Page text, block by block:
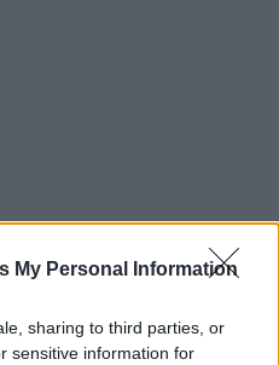
My Personal Information
sharing to third parties, or
sensitive information for